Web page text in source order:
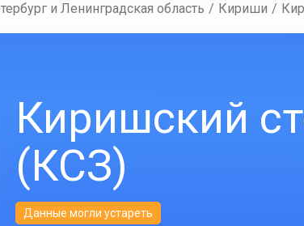
и Ленинградская область / Кириши /
Киришский
(КСЗ)
Данные могли устареть